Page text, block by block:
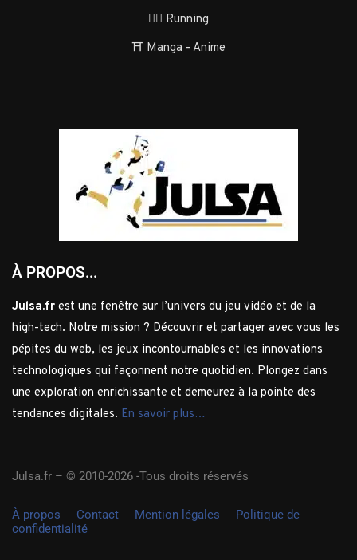
🏃‍♂️ Running
⛩️ Manga - Anime
À PROPOS...
Julsa.fr est une fenêtre sur l’univers du jeu vidéo et de la
high-tech. Notre mission ? Découvrir et partager avec vous les
pépites du web, les jeux incontournables et les innovations
technologiques qui façonnent notre quotidien. Plongez dans
une exploration enrichissante et demeurez à la pointe des
tendances digitales. En savoir plus…
Julsa.fr – © 2010-2026 -Tous droits réservés
À propos Contact Mention légales
Politique de
confidentialité